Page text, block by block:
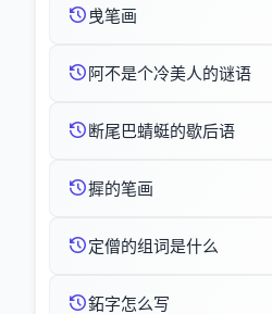
曵笔画
阿不是个冷美人的谜语
断尾巴蜻蜓的歇后语
摨的笔画
定僧的组词是什么
鉐字怎么写